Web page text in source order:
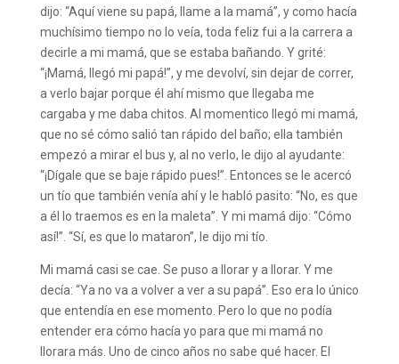
dijo: “Aquí viene su papá, llame a la mamá”, y como hacía
muchísimo tiempo no lo veía, toda feliz fui a la carrera a
decirle a mi mamá, que se estaba bañando. Y grité:
“¡Mamá, llegó mi papá!”, y me devolví, sin dejar de correr,
a verlo bajar porque él ahí mismo que llegaba me
cargaba y me daba chitos. Al momentico llegó mi mamá,
que no sé cómo salió tan rápido del baño; ella también
empezó a mirar el bus y, al no verlo, le dijo al ayudante:
“¡Dígale que se baje rápido pues!”. Entonces se le acercó
un tío que también venía ahí y le habló pasito: “No, es que
a él lo traemos es en la maleta”. Y mi mamá dijo: “Cómo
así!”. “Sí, es que lo mataron”, le dijo mi tío.
Mi mamá casi se cae. Se puso a llorar y a llorar. Y me
decía: “Ya no va a volver a ver a su papá”. Eso era lo único
que entendía en ese momento. Pero lo que no podía
entender era cómo hacía yo para que mi mamá no
llorara más. Uno de cinco años no sabe qué hacer. El